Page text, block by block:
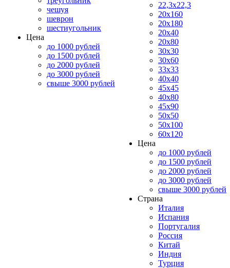
чешуя
шеврон
шестиугольник
Цена
до 1000 рублей
до 1500 рублей
до 2000 рублей
до 3000 рублей
свыше 3000 рублей
22,3x22,3
20x160
20x180
20x40
20x80
30x30
30x60
33x33
40x40
45x45
40x80
45x90
50x50
50x100
60x120
Цена
до 1000 рублей
до 1500 рублей
до 2000 рублей
до 3000 рублей
свыше 3000 рублей
Страна
Италия
Испания
Португалия
Россия
Китай
Индия
Турция